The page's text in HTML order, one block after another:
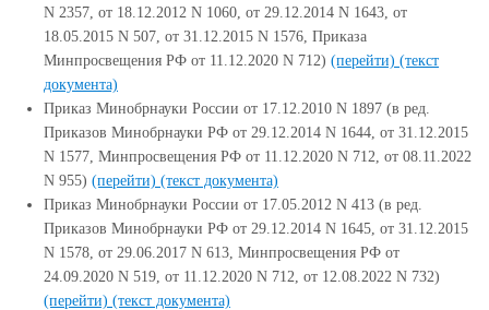
N 2357, от 18.12.2012 N 1060, от 29.12.2014 N 1643, от
18.05.2015 N 507, от 31.12.2015 N 1576, Приказа
Минпросвещения РФ от 11.12.2020 N 712) (перейти) (текст
документа)
Приказ Минобрнауки России от 17.12.2010 N 1897 (в ред.
Приказов Минобрнауки РФ от 29.12.2014 N 1644, от 31.12.2015
N 1577, Минпросвещения РФ от 11.12.2020 N 712, от 08.11.2022
N 955) (перейти) (текст документа)
Приказ Минобрнауки России от 17.05.2012 N 413 (в ред.
Приказов Минобрнауки РФ от 29.12.2014 N 1645, от 31.12.2015
N 1578, от 29.06.2017 N 613, Минпросвещения РФ от
24.09.2020 N 519, от 11.12.2020 N 712, от 12.08.2022 N 732)
(перейти) (текст документа)